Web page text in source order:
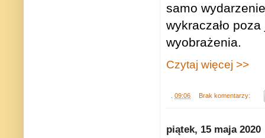
samo
wykraczało
wyobrażenia.
Czytaj więcej >>
09:06 Brak komentarzy:
piątek, 15 maja 2020